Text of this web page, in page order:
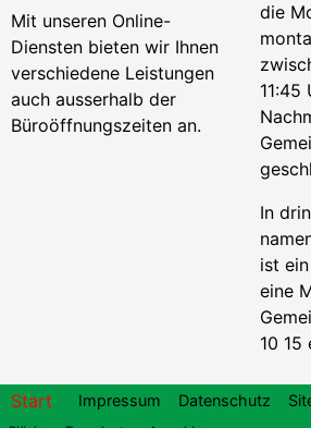
Mit unseren Online-
Diensten bieten wir Ihnen
verschiedene Leistungen
auch ausserhalb der
Büroöffnungszeiten an.
die
11:45
In
ist
eine
10 15
Footer
Start Impressum Datenschutz